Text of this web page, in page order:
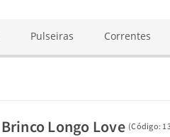
Pulseiras Correntes
Brinco Longo Love (Código: